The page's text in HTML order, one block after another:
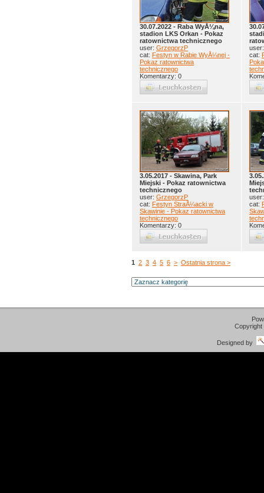
30.07.2022 - Raba WyÅ¼na,
stadion LKS Orkan - Pokaz
ratownictwa technicznego
user: GrzegorzP
cat: Festyn w Rabie WyÅ¼nej -
Pokaz ratownictwa
technicznego
Komentarzy: 0
cat:
3.05.2017 - Skawina, Park
Miejski - Pokaz ratownictwa
technicznego
user: GrzegorzP
cat: Festyn StraÅ¼acki w
Skawinie - Pokaz ratownictwa
technicznego
Komentarzy: 0
cat:
1 2 3 4 5 6 > Ostatnia strona >
Designed by